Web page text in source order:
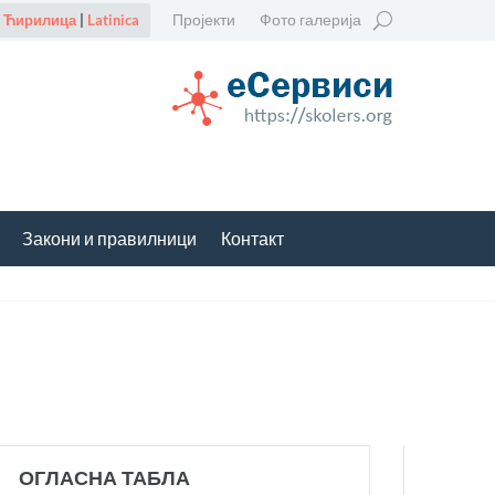
Пројекти Фото галерија
Ћирилица| Latinica
Закони и правилници Контакт
ОГЛАСНА ТАБЛА